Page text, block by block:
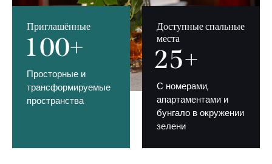
Приглашённые
100+
Просторные и
трансформируемые
пространства
Доступные спальные
места
25+
С номерами,
апартаментами и
бунгало в окружении
зелени